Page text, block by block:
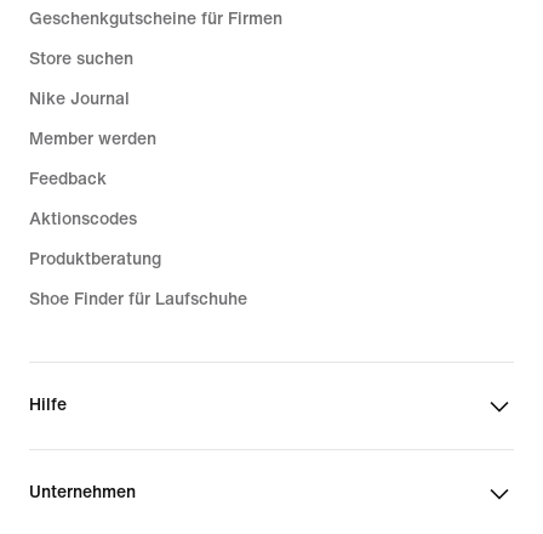
Geschenkgutscheine für Firmen
Store suchen
Nike Journal
Member werden
Feedback
Aktionscodes
Produktberatung
Shoe Finder für Laufschuhe
Hilfe
Unternehmen